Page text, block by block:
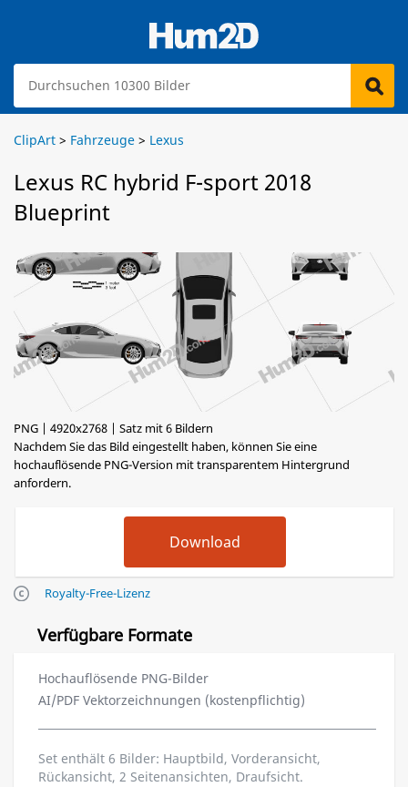
ClipArt > Fahrzeuge > Lexus
Lexus RC hybrid F-sport 2018
Blueprint
PNG | 4920x2768 | Satz mit 6 Bildern
Nachdem Sie das Bild eingestellt haben, können Sie eine
hochauflösende PNG-Version mit transparentem Hintergrund
anfordern.
Royalty-Free-Lizenz
Verfügbare Formate
Hochauflösende PNG-Bilder
AI/PDF Vektorzeichnungen (kostenpflichtig)
Set enthält 6 Bilder: Hauptbild, Vorderansicht,
Rückansicht, 2 Seitenansichten, Draufsicht.